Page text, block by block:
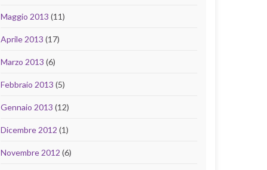
Maggio 2013 (11)
Aprile 2013 (17)
Marzo 2013 (6)
Febbraio 2013 (5)
Gennaio 2013 (12)
Dicembre 2012 (1)
Novembre 2012 (6)